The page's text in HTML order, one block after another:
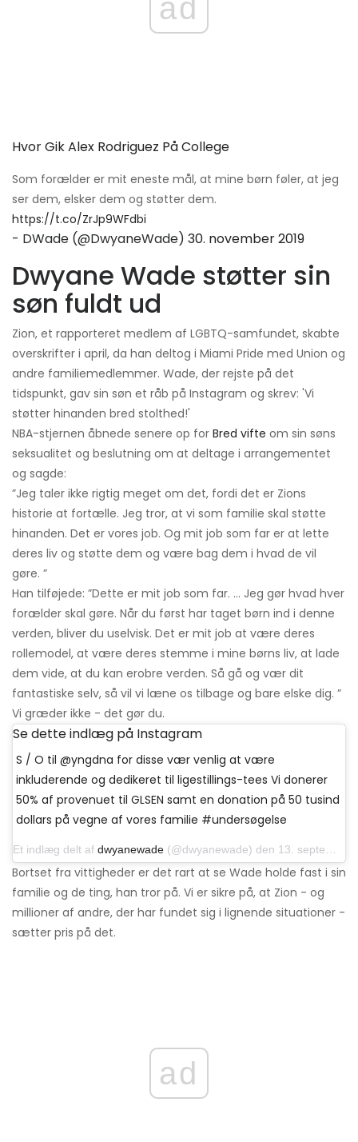
ad
Hvor Gik Alex Rodriguez På College
Som forælder er mit eneste mål, at mine børn føler, at jeg
ser dem, elsker dem og støtter dem.
https://t.co/ZrJp9WFdbi
- DWade (@DwyaneWade) 30. november 2019
Dwyane Wade støtter sin
søn fuldt ud
Zion, et rapporteret medlem af LGBTQ-samfundet, skabte
overskrifter i april, da han deltog i Miami Pride med Union og
andre familiemedlemmer. Wade, der rejste på det
tidspunkt, gav sin søn et råb på Instagram og skrev: 'Vi
støtter hinanden bred stolthed!'
NBA-stjernen åbnede senere op for Bred vifte om sin søns
seksualitet og beslutning om at deltage i arrangementet
og sagde:
”Jeg taler ikke rigtig meget om det, fordi det er Zions
historie at fortælle. Jeg tror, ​​at vi som familie skal støtte
hinanden. Det er vores job. Og mit job som far er at lette
deres liv og støtte dem og være bag dem i hvad de vil
gøre. ”
Han tilføjede: ”Dette er mit job som far. ... Jeg gør hvad hver
forælder skal gøre. Når du først har taget børn ind i denne
verden, bliver du uselvisk. Det er mit job at være deres
rollemodel, at være deres stemme i mine børns liv, at lade
dem vide, at du kan erobre verden. Så gå og vær dit
fantastiske selv, så vil vi læne os tilbage og bare elske dig. ”
Vi græder ikke - det gør du.
Se dette indlæg på Instagram
S / O til @yngdna for disse vær venlig at være
inkluderende og dedikeret til ligestillings-tees Vi donerer
50% af provenuet til GLSEN samt en donation på 50 tusind
dollars på vegne af vores familie #undersøgelse
Et indlæg delt af dwyanewade (@dwyanewade) den 13. september 2019 kl.11: 20 PDT
Bortset fra vittigheder er det rart at se Wade holde fast i sin
familie og de ting, han tror på. Vi er sikre på, at Zion - og
millioner af andre, der har fundet sig i lignende situationer -
sætter pris på det.
ad